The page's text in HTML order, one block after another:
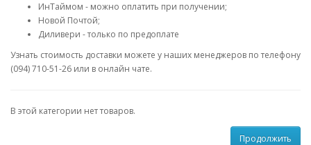
ИнТаймом - можно оплатить при получении;
Новой Почтой;
Диливери - только по предоплате
Узнать стоимость доставки можете у наших менеджеров по телефону
(094) 710-51-26 или в онлайн чате.
В этой категории нет товаров.
Продолжить